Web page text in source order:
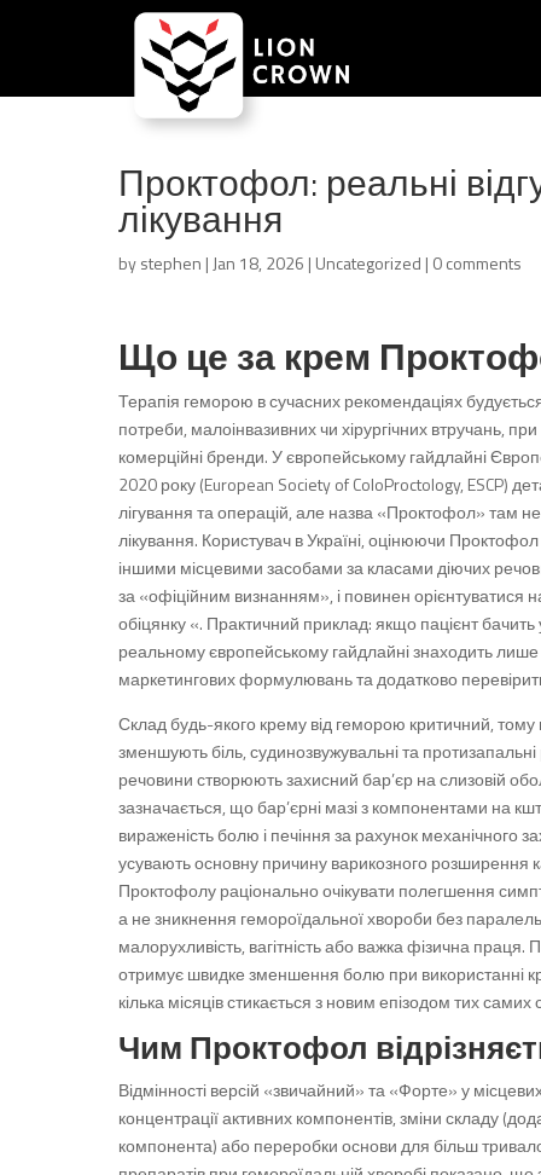
Проктофол: реальні
лікування
bystephen | Jan 18, 2026 | Uncategorized | 0 comments
Що це за крем
Терапія геморою в сучасних рекомендаціях
потреби, малоінвазивних чи хірургічних втручань,
комерційні бренди. У європейському гайдлайні
2020 року (European Society of ColoProctology, ESCP)
лігування та операцій, але назва «Проктофол» там не
лікування. Користувач в Україні, оцінюючи
іншими місцевими засобами за класами діючих
за «офіційним визнанням», і повинен орієнтуватися
обіцянку «. Практичний приклад: якщо пацієнт
реальному європейському гайдлайні знаходить
маркетингових формулювань та додатково
Склад будь-якого крему від геморою критичний, тому
зменшують біль, судинозвужувальні та
речовини створюють захисний бар’єр на слизовій
зазначається, що бар’єрні мазі з компонентами на
вираженість болю і печіння за рахунок механічного
усувають основну причину варикозного розширення
Проктофолу раціонально очікувати полегшення
а не зникнення гемороїдальної хвороби без
малорухливість, вагітність або важка фізична
отримує швидке зменшення болю при використанні
кілька місяців стикається з новим епізодом тих самих
Чим Проктофол
Відмінності версій «звичайний» та «Форте» у
концентрації активних компонентів, зміни складу
компонента) або переробки основи для більш